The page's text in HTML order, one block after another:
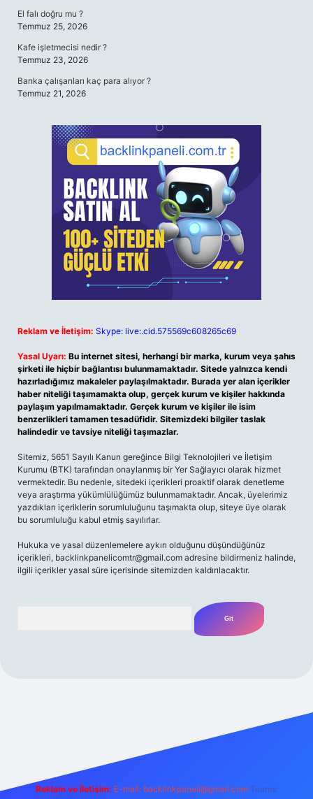
El falı doğru mu ?
Temmuz 25, 2026
Kafe işletmecisi nedir ?
Temmuz 23, 2026
Banka çalışanları kaç para alıyor ?
Temmuz 21, 2026
Reklam ve İletişim: Skype: live:.cid.575569c608265c69
Yasal Uyarı: Bu internet sitesi, herhangi bir marka, kurum veya şahıs
şirketi ile hiçbir bağlantısı bulunmamaktadır. Sitede yalnızca kendi
hazırladığımız makaleler paylaşılmaktadır. Burada yer alan içerikler
haber niteliği taşımamakta olup, gerçek kurum ve kişiler hakkında
paylaşım yapılmamaktadır. Gerçek kurum ve kişiler ile isim
benzerlikleri tamamen tesadüfidir. Sitemizdeki bilgiler taslak
halindedir ve tavsiye niteliği taşımazlar.
Sitemiz, 5651 Sayılı Kanun gereğince Bilgi Teknolojileri ve İletişim
Kurumu (BTK) tarafından onaylanmış bir Yer Sağlayıcı olarak hizmet
vermektedir. Bu nedenle, sitedeki içerikleri proaktif olarak denetleme
veya araştırma yükümlülüğümüz bulunmamaktadır. Ancak, üyelerimiz
yazdıkları içeriklerin sorumluluğunu taşımakta olup, siteye üye olarak
bu sorumluluğu kabul etmiş sayılırlar.
Hukuka ve yasal düzenlemelere aykırı olduğunu düşündüğünüz
içerikleri, backlinkpanelicomtr@gmail.com adresine bildirmeniz halinde,
ilgili içerikler yasal süre içerisinde sitemizden kaldırılacaktır.
Reklam ve İletişim: E-mail: backlinkpaneli@gmail.com Teams: